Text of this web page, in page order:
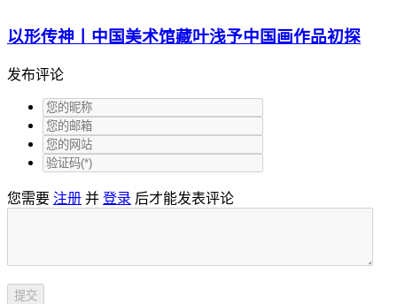
以形传神丨中国美术馆藏叶浅予中国画作品初探
发布评论
您需要 注册 并 登录 后才能发表评论